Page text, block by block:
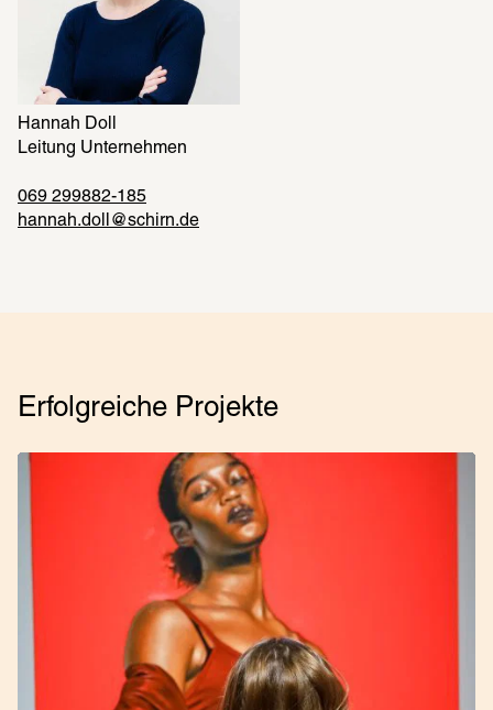
Hannah Doll
Leitung Unternehmen
069 299882-185
hannah.​doll@​schirn.​de
Erfolgreiche Projekte